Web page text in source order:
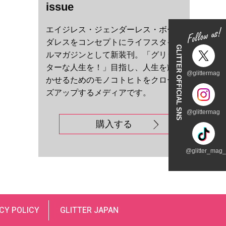
GLITTER OFFICIAL SNS @glittermag
@glittermag
issue
エイジレス・ジェンダーレス・ボー
ダレスをコンセプトにライフスタイ
ルマガジンとして新装刊。「グリッ
ターな人生を！」目指し、人生を輝
かせるためのモノコトヒトをクロー
ズアップするメディアです。
購入する
POLICY GLITTER JAPAN